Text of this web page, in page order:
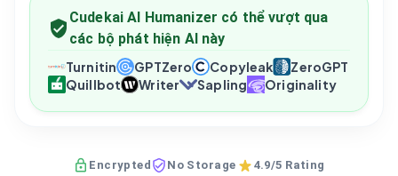
Cudekai AI Humanizer có thể vượt qua
các bộ phát hiện AI này
Turnitin GPTZero Copyleak
ZeroGPT
Quillbot
Writer Sapling Originality
Encrypted No Storage
4.9/5 Rating